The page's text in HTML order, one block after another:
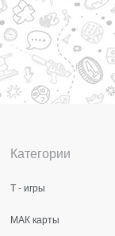
Категории
Т - игры
МАК карты